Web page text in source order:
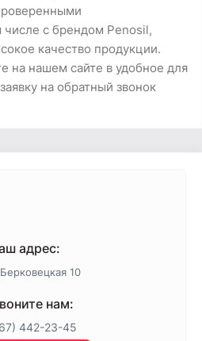
числе с брендом Penosil,
качество продукции.
на нашем сайте в удобное для
на обратный звонок
адрес:
10
нам:
442-23-45